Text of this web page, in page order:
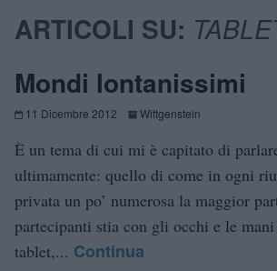
ARTICOLI SU:
Mondi lontanissimi
11 Dicembre 2012 Wittgenstein
È un tema di cui mi è capitato di
ultimamente: quello di come in ogni
privata un po’ numerosa la maggior
partecipanti stia con gli occhi e le mani
tablet,... Continua